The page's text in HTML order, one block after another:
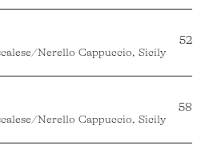
Nerello Cappuccio, Sicily
52
Nerello Cappuccio, Sicily
58